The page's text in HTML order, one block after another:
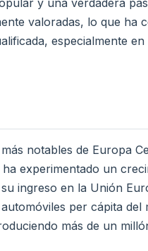
y una verdadera
valoradas, lo que ha
especialmente
notables de Europa
experimentado un
ingreso en la Unión
per cápita
más de un